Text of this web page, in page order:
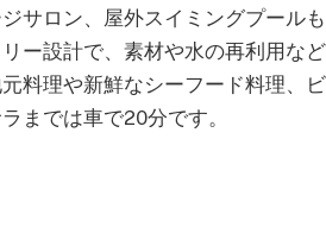
サロン、屋外スイミングプール
ー設計で、素材や水の再利用な
料理や新鮮なシーフード料理、
までは車で20分です。